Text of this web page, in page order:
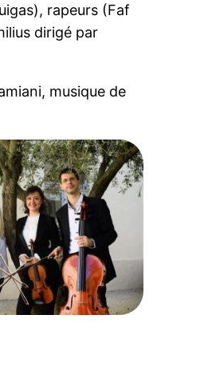
rapeurs (Faf
dirigé par
musique de